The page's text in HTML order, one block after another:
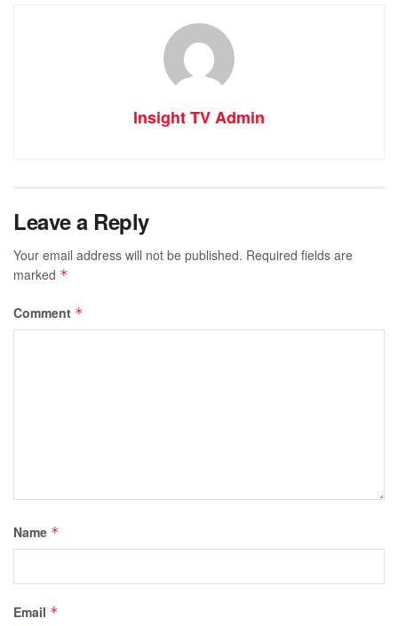
Insight TV Admin
Leave a Reply
Your email address will not be published. Required fields are
marked *
Comment *
Name *
Email *